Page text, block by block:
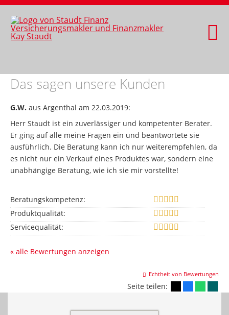
Das sagen unsere Kunden
G.W. aus Argenthal am 22.03.2019:
Herr Staudt ist ein zuverlässiger und kompetenter Berater.
Er ging auf alle meine Fragen ein und beantwortete sie
ausführlich. Die Beratung kann ich nur weiterempfehlen, da
es nicht nur ein Verkauf eines Produktes war, sondern eine
unabhängige Beratung, wie ich sie mir vorstellte!
Beratungskompetenz:
Produktqualität:
Servicequalität:
« alle Bewertungen anzeigen
Echtheit von Bewertungen
Seite teilen: